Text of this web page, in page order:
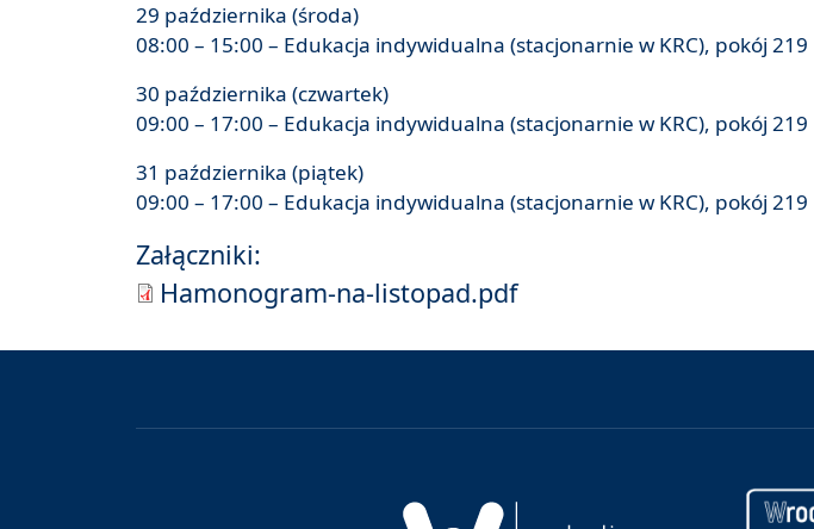
29 października (środa)
08:00 – 15:00 – Edukacja indywidualna (stacjonarnie w KRC), pokój 219
30 października (czwartek)
09:00 – 17:00 – Edukacja indywidualna (stacjonarnie w KRC), pokój 219
31 października (piątek)
09:00 – 17:00 – Edukacja indywidualna (stacjonarnie w KRC), pokój 219
Załączniki:
Hamonogram-na-listopad.pdf